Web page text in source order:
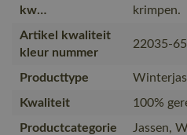
kw…
krimpen.
Artikel kwaliteit
kleur nummer
22035-
Producttype
Winterjas
Kwaliteit
100%
Productcategorie
Jassen,